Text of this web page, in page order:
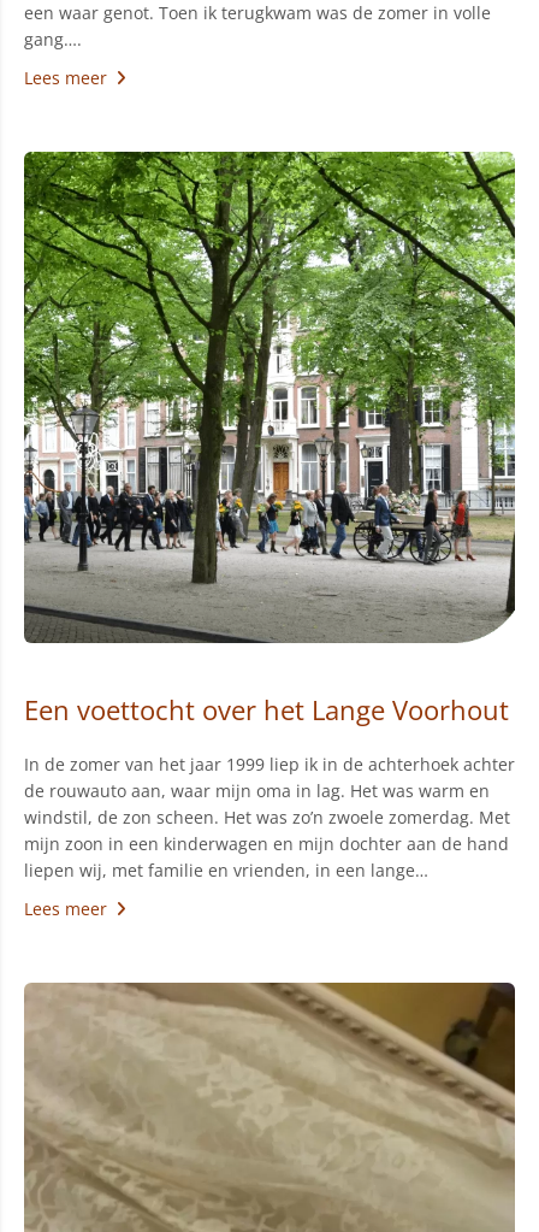
een waar genot. Toen ik terugkwam was de zomer in volle
gang….
Lees meer
Een voettocht over het Lange Voorhout
In de zomer van het jaar 1999 liep ik in de achterhoek achter
de rouwauto aan, waar mijn oma in lag. Het was warm en
windstil, de zon scheen. Het was zo’n zwoele zomerdag. Met
mijn zoon in een kinderwagen en mijn dochter aan de hand
liepen wij, met familie en vrienden, in een lange…
Lees meer